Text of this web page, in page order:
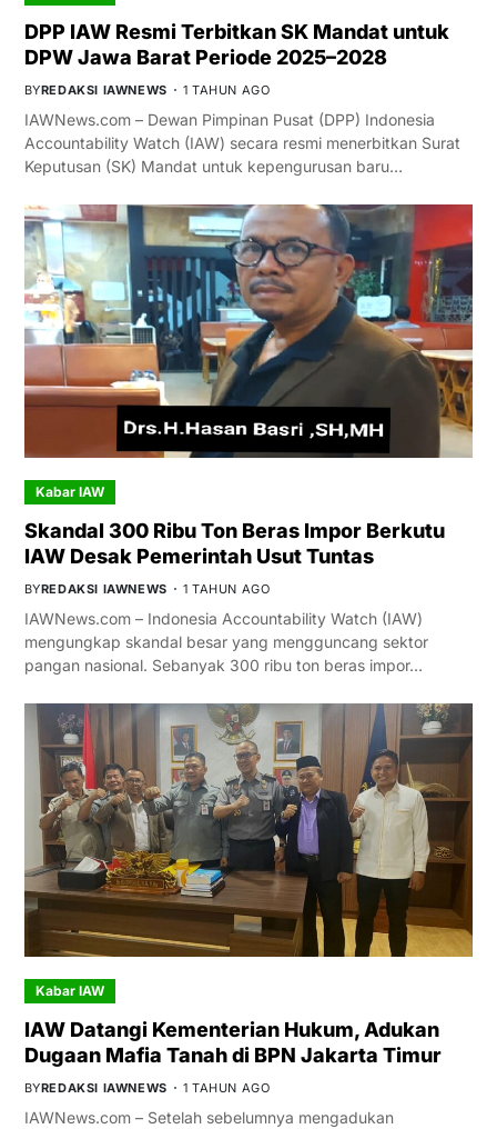
DPP IAW Resmi Terbitkan SK Mandat untuk
DPW Jawa Barat Periode 2025–2028
BYREDAKSI IAWNEWS 1 TAHUN AGO
IAWNews.com – Dewan Pimpinan Pusat (DPP) Indonesia
Accountability Watch (IAW) secara resmi menerbitkan Surat
Keputusan (SK) Mandat untuk kepengurusan baru…
Kabar IAW
Skandal 300 Ribu Ton Beras Impor Berkutu
IAW Desak Pemerintah Usut Tuntas
BYREDAKSI IAWNEWS 1 TAHUN AGO
IAWNews.com – Indonesia Accountability Watch (IAW)
mengungkap skandal besar yang mengguncang sektor
pangan nasional. Sebanyak 300 ribu ton beras impor…
Kabar IAW
IAW Datangi Kementerian Hukum, Adukan
Dugaan Mafia Tanah di BPN Jakarta Timur
BYREDAKSI IAWNEWS 1 TAHUN AGO
IAWNews.com – Setelah sebelumnya mengadukan